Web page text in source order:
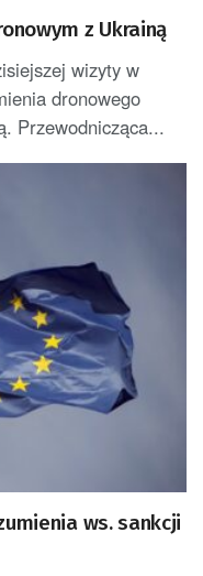
z Ukrainą
wizyty w
dronowego
Przewodnicząca...
ws. sankcji